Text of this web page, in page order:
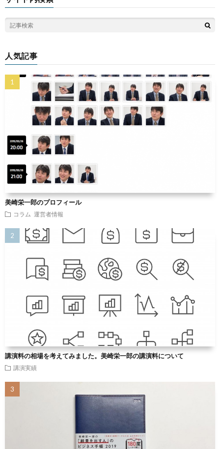
人気記事
美崎栄一郎のプロフィール
コラム 運営者情報
講演料の相場を考えてみました。美崎栄一郎の講演料について
講演実績